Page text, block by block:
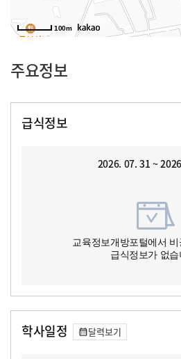
100m
주요정보
급식정보
2026. 07. 31 ~
교육정보개방포털에서
급식정보가 없습
학사일정 달력보기